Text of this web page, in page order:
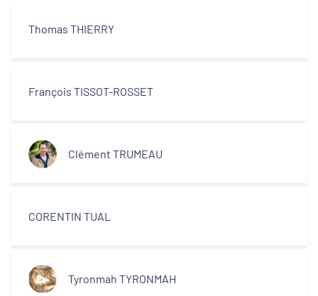
Thomas THIERRY
François TISSOT-ROSSET
Clément TRUMEAU
CORENTIN TUAL
Tyronmah TYRONMAH